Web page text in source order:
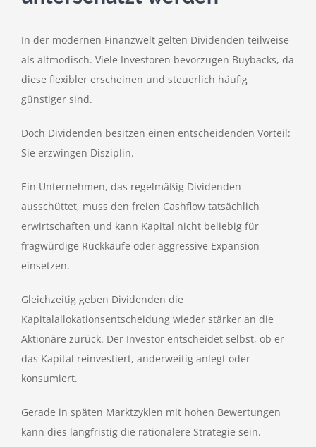
In der modernen Finanzwelt gelten Dividenden teilweise
als altmodisch. Viele Investoren bevorzugen Buybacks, da
diese flexibler erscheinen und steuerlich häufig
günstiger sind.
Doch Dividenden besitzen einen entscheidenden Vorteil:
Sie erzwingen Disziplin.
Ein Unternehmen, das regelmäßig Dividenden
ausschüttet, muss den freien Cashflow tatsächlich
erwirtschaften und kann Kapital nicht beliebig für
fragwürdige Rückkäufe oder aggressive Expansion
einsetzen.
Gleichzeitig geben Dividenden die
Kapitalallokationsentscheidung wieder stärker an die
Aktionäre zurück. Der Investor entscheidet selbst, ob er
das Kapital reinvestiert, anderweitig anlegt oder
konsumiert.
Gerade in späten Marktzyklen mit hohen Bewertungen
kann dies langfristig die rationalere Strategie sein.